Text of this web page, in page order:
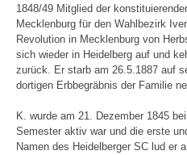
1848/49 Mitglied der
Mecklenburg für den Wahlbezirk
Revolution in Mecklenburg von
sich wieder in Heidelberg auf und
zurück. Er starb am 26.5.1887 auf
dortigen Erbbegräbnis der Familie
K. wurde am 21. Dezember 1845
Semester aktiv war und die erste
Namen des Heidelberger SC lud er